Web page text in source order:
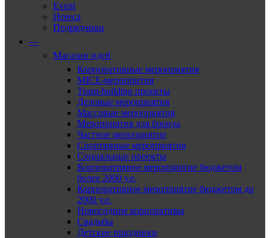
Event
Horeca
Подрядчики
—
Магазин идей
Корпоративные мероприятия
MICE-меропрития
Team-building проекты
Деловые мероприятия
Массовые мероприятия
Мероприятия для бренда
Частное мероприятие
Спортивные мероприятия
Социальные проекты
Корпоративное мероприятие бюджетом
более 2000 у.е.
Корпоративное мероприятие бюджетом до
2000 у.е.
Новогодние корпоративы
Свадьбы
Детские праздники